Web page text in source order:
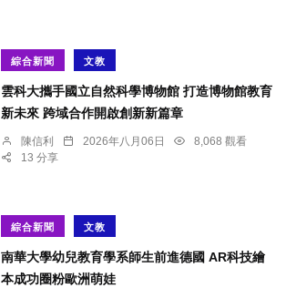
綜合新聞 文教
雲科大攜手國立自然科學博物館 打造博物館教育
新未來 跨域合作開啟創新新篇章
陳信利 2026年八月06日
8,068 觀看
13 分享
綜合新聞 文教
南華大學幼兒教育學系師生前進德國 AR科技繪
本成功圈粉歐洲萌娃